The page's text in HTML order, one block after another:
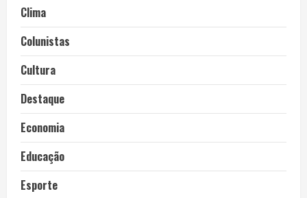
Clima
Colunistas
Cultura
Destaque
Economia
Educação
Esporte